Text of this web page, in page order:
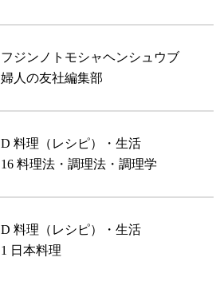
フジンノトモシャヘンシュウブ
婦人の友社編集部
D 料理（レシピ）・生活
16 料理法・調理法・調理学
D 料理（レシピ）・生活
1 日本料理